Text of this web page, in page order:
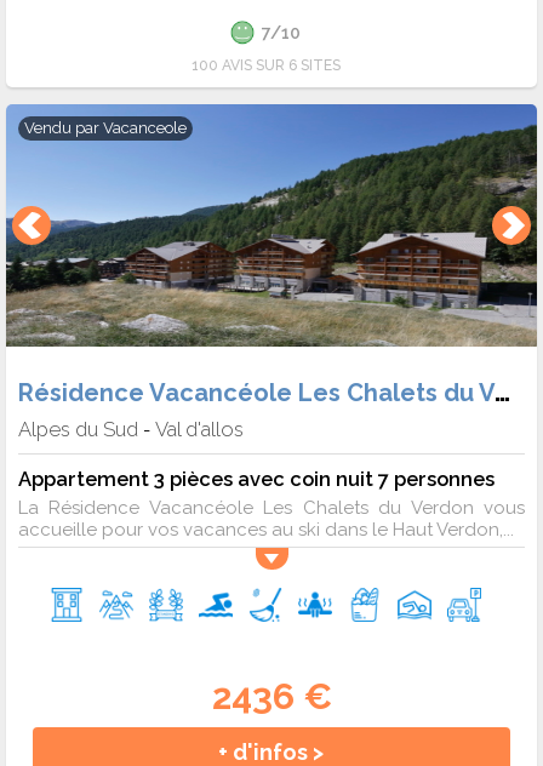
7/10
100 AVIS SUR 6 SITES
Vendu par Vacanceole
Résidence Vacancéole Les Chalets du Verdon
Alpes du Sud - Val d'allos
Appartement 3 pièces avec coin nuit 7 personnes
La Résidence Vacancéole Les Chalets du Verdon vous
accueille pour vos vacances au ski dans le Haut Verdon,...
2436 €
+ d'infos >